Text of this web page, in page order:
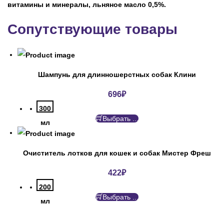
витамины и минералы, льняное масло 0,5%.
Сопутствующие товары
Шампунь для длинношерстных собак Клини
696₽
300
мл
Выбрать ...
Очиститель лотков для кошек и собак Мистер Фреш
422₽
200
мл
Выбрать ...